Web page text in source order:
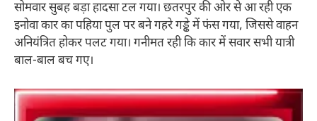
सोमवार सुबह बड़ा हादसा टल गया। छतरपुर की ओर से आ रही एक
इनोवा कार का पहिया पुल पर बने गहरे गड्ढे में फंस गया, जिससे वाहन
अनियंत्रित होकर पलट गया। गनीमत रही कि कार में सवार सभी यात्री
बाल-बाल बच गए।